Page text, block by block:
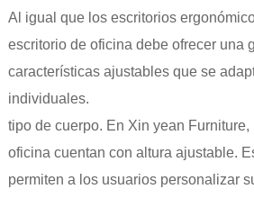
Al igual que los escritorios
escritorio de oficina debe ofrecer una
características ajustables que se
individuales.
tipo de cuerpo. En Xin yean
oficina cuentan con altura ajustable.
permiten a los usuarios personalizar